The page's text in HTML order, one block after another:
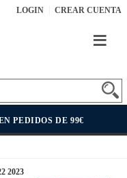
LOGIN CREAR CUENTA
PEDIDOS DE 99€
2023